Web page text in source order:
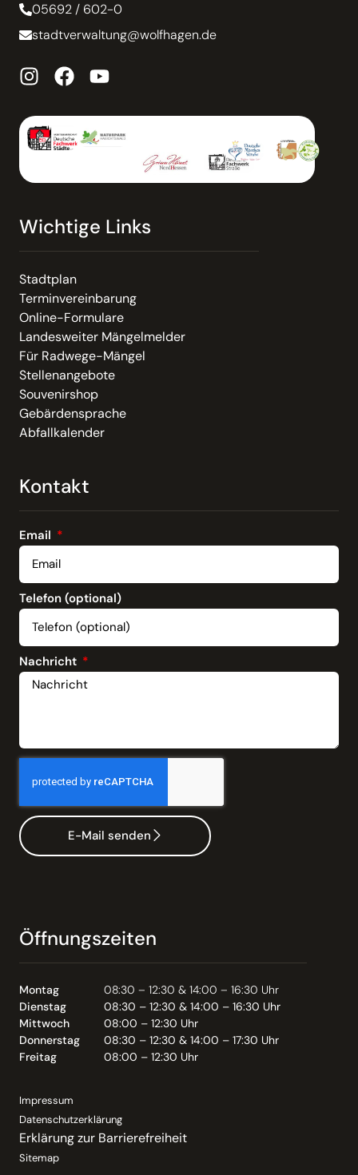
05692 / 602-0
stadtverwaltung@wolfhagen.de
Wichtige Links
Stadtplan
Terminvereinbarung
Online-Formulare
Landesweiter Mängelmelder
Für Radwege-Mängel
Stellenangebote
Souvenirshop
Gebärdensprache
Abfallkalender
Kontakt
Email
Telefon (optional)
Nachricht
E-Mail senden
Öffnungszeiten
Montag
08:30 – 12:30 & 14:00 – 16:30 Uhr
Dienstag
08:30 – 12:30 & 14:00 – 16:30 Uhr
Mittwoch
08:00 – 12:30 Uhr
Donnerstag
08:30 – 12:30 & 14:00 – 17:30 Uhr
Freitag
08:00 – 12:30 Uhr
Impressum
Datenschutzerklärung
Erklärung zur Barrierefreiheit
Sitemap